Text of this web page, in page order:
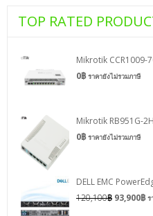
TOP RATED
Mikrotik CCR1009-
0฿ ราคายังไม่รวมภาษี
Mikrotik RB951G-
0฿ ราคายังไม่รวมภาษี
DELL EMC
120,100฿ 93,900฿ ร